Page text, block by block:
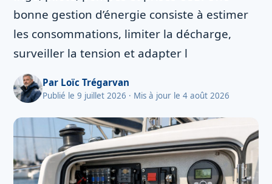
bonne gestion d’énergie consiste à estimer
les consommations, limiter la décharge,
surveiller la tension et adapter l
Par Loïc Trégarvan
Publié le 9 juillet 2026 · Mis à jour le 4 août 2026